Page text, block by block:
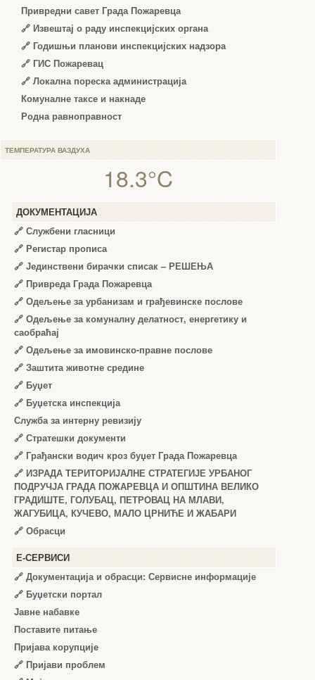
Привредни савет Града Пожаревца
🔗 Извештај о раду инспекцијских органа
🔗 Годишњи планови инспекцијских надзора
🔗 ГИС Пожаревац
🔗 Локална пореска администрација
Комуналне таксе и накнаде
Родна равноправност
ТЕМПЕРАТУРА ВАЗДУХА
18.3°C
ДОКУМЕНТАЦИЈА
🔗 Службени гласници
🔗 Регистар прописа
🔗 Јединствени бирачки списак – РЕШЕЊА
🔗 Привреда Града Пожаревца
🔗 Одељење за урбанизам и грађевинске послове
🔗 Одељење за комуналну делатност, енергетику и
саобраћај
🔗 Одељење за имовинско-правне послове
🔗 Заштита животне средине
🔗 Буџет
🔗 Буџетска инспекција
Служба за интерну ревизију
🔗 Стратешки документи
🔗 Грађански водич кроз буџет Града Пожаревца
🔗 ИЗРАДА ТЕРИТОРИЈАЛНЕ СТРАТЕГИЈЕ УРБАНОГ
ПОДРУЧЈА ГРАДА ПОЖАРЕВЦА И ОПШТИНА ВЕЛИКО
ГРАДИШТЕ, ГОЛУБАЦ, ПЕТРОВАЦ НА МЛАВИ,
ЖАГУБИЦА, КУЧЕВО, МАЛО ЦРНИЋЕ И ЖАБАРИ
🔗 Обрасци
Е-СЕРВИСИ
🔗 Документација и обрасци: Сервисне информације
🔗 Буџетски портал
Јавне набавке
Поставите питање
Пријава корупције
🔗 Пријави проблем